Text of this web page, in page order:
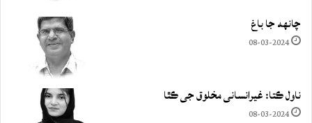
چانهه جا باغ
08-03-2024
ناول ڪتا: غيرانساني مخلوق جي ڪٿا
08-03-2024